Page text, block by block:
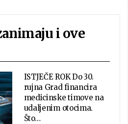
i ove
ISTJEČE ROK Do 30.
rujna Grad financira
medicinske timove na
udaljenim otocima.
Što…